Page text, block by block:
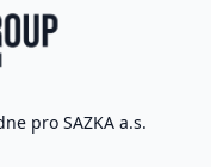
pro SAZKA a.s.